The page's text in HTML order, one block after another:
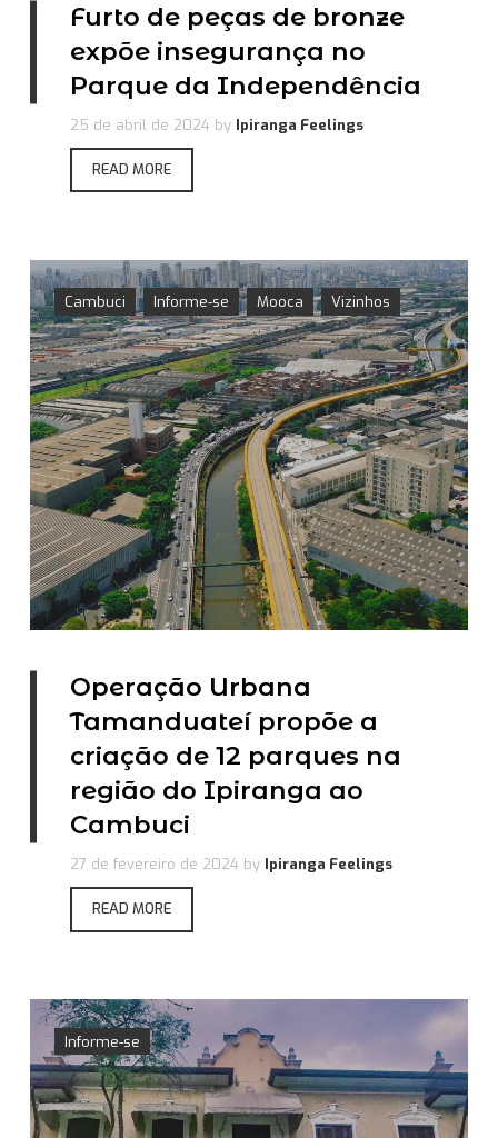
Furto de peças de bronze
expõe insegurança no
Parque da Independência
25 de abril de 2024 by Ipiranga Feelings
READ MORE
Cambuci Informe-se Mooca Vizinhos
Operação Urbana
Tamanduateí propõe a
criação de 12 parques na
região do Ipiranga ao
Cambuci
27 de fevereiro de 2024 by Ipiranga Feelings
READ MORE
Informe-se